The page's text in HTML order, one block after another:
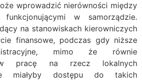
wprowadzić nierówności między
w samorządzie.
na stanowiskach kierowniczych
finansowe, podczas gdy niższe
mimo że równie
w pracę na rzecz lokalnych
miałyby dostępu do takich